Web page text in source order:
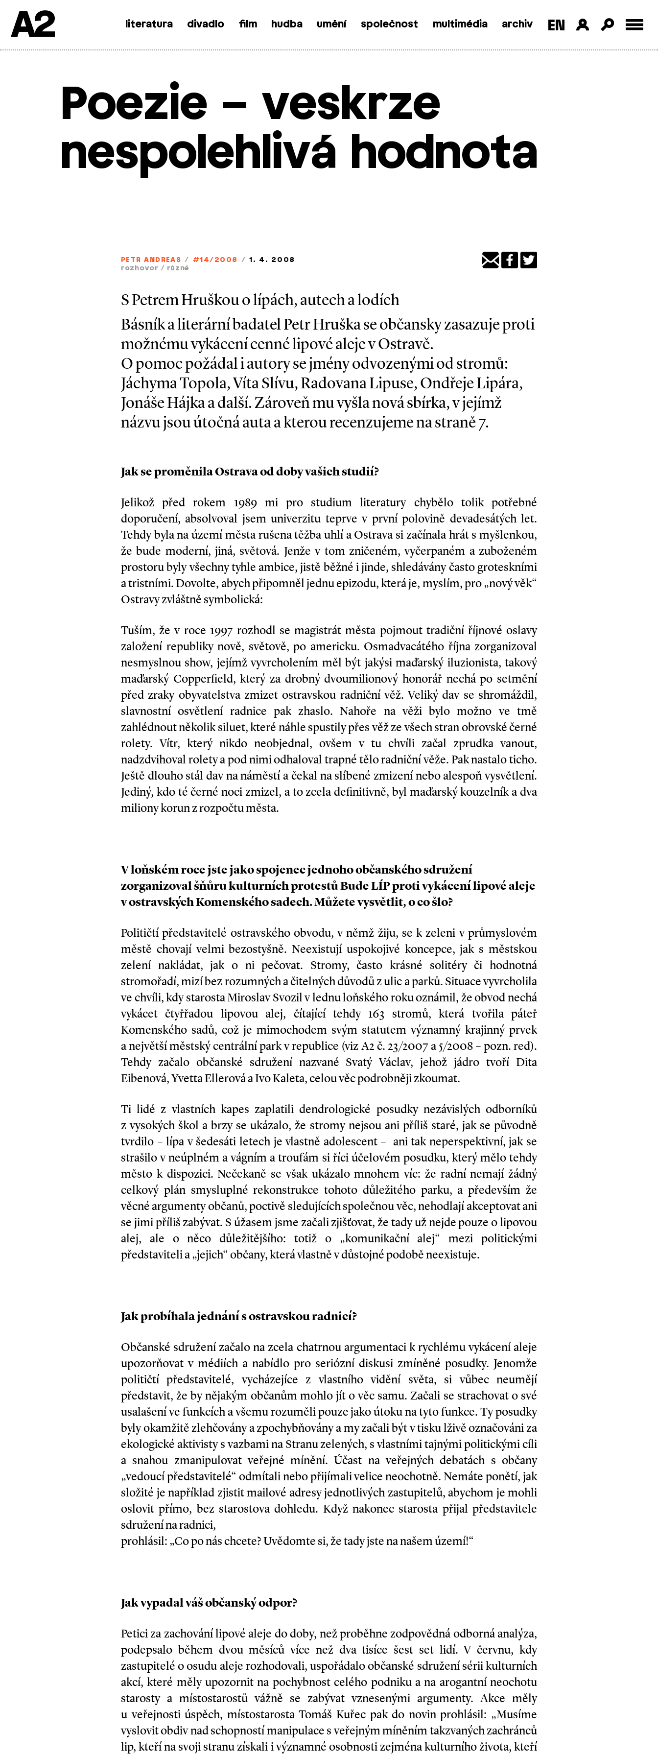
SkipA2 literatura divadlo film hudba umění společnost multimédia archiv
Poezie – veskrze
nespolehlivá hodnota
PETR ANDREAS / #14/2008 / 1. 4. 2008
rozhovor / různé
S Petrem Hruškou o lípách, autech a lodích
Básník a literární badatel Petr Hruška se občansky zasazuje proti
možnému vykácení cenné lipové aleje v Ostravě.
O pomoc požádal i autory se jmény odvozenými od stromů:
Jáchyma Topola, Víta Slívu, Radovana Lipuse, Ondřeje Lipára,
Jonáše Hájka a další. Zároveň mu vyšla nová sbírka, v jejímž
názvu jsou útočná auta a kterou recenzujeme na straně 7.
Jak se proměnila Ostrava od doby vašich studií?
Jelikož před rokem 1989 mi pro studium literatury chybělo tolik potřebné
doporučení, absolvoval jsem univerzitu teprve v první polovině devadesátých let.
Tehdy byla na území města rušena těžba uhlí a Ostrava si začínala hrát s myšlenkou,
že bude moderní, jiná, světová. Jenže v tom zničeném, vyčerpaném a zuboženém
prostoru byly všechny tyhle ambice, jistě běžné i jinde, shledávány často groteskními
a tristními. Dovolte, abych připomněl jednu epizodu, která je, myslím, pro „nový věk“
Ostravy zvláštně symbolická:
Tuším, že v roce 1997 rozhodl se magistrát města pojmout tradiční říjnové oslavy
založení republiky nově, světově, po americku. Osmadvacátého října zorganizoval
nesmyslnou show, jejímž vyvrcholením měl být jakýsi maďarský iluzionista, takový
maďarský Copperfield, který za drobný dvoumilionový honorář nechá po setmění
před zraky obyvatelstva zmizet ostravskou radniční věž. Veliký dav se shromáždil,
slavnostní osvětlení radnice pak zhaslo. Nahoře na věži bylo možno ve tmě
zahlédnout několik siluet, které náhle spustily přes věž ze všech stran obrovské černé
rolety. Vítr, který nikdo neobjednal, ovšem v tu chvíli začal zprudka vanout,
nadzdvihoval rolety a pod nimi odhaloval trapné tělo radniční věže. Pak nastalo ticho.
Ještě dlouho stál dav na náměstí a čekal na slíbené zmizení nebo alespoň vysvětlení.
Jediný, kdo té černé noci zmizel, a to zcela definitivně, byl maďarský kouzelník a dva
miliony korun z rozpočtu města.
V loňském roce jste jako spojenec jednoho občanského sdružení
zorganizoval šňůru kulturních protestů Bude LÍP proti vykácení lipové aleje
v ostravských Komenského sadech. Můžete vysvětlit, o co šlo?
Političtí představitelé ostravského obvodu, v němž žiju, se k zeleni v průmyslovém
městě chovají velmi bezostyšně. Neexistují uspokojivé koncepce, jak s městskou
zelení nakládat, jak o ni pečovat. Stromy, často krásné solitéry či hodnotná
stromořadí, mizí bez rozumných a čitelných důvodů z ulic a parků. Situace vyvrcholila
ve chvíli, kdy starosta Miroslav Svozil v lednu loňského roku oznámil, že obvod nechá
vykácet čtyřřadou lipovou alej, čítající tehdy 163 stromů, která tvořila páteř
Komenského sadů, což je mimochodem svým statutem významný krajinný prvek
a největší městský centrální park v republice (viz A2 č. 23/2007 a 5/2008 – pozn. red).
Tehdy začalo občanské sdružení nazvané Svatý Václav, jehož jádro tvoří Dita
Eibenová, Yvetta Ellerová a Ivo Kaleta, celou věc podrobněji zkoumat.
Ti lidé z vlastních kapes zaplatili dendrologické posudky nezávislých odborníků
z vysokých škol a brzy se ukázalo, že stromy nejsou ani příliš staré, jak se původně
tvrdilo – lípa v šedesáti letech je vlastně adolescent – ani tak neperspektivní, jak se
strašilo v neúplném a vágním a troufám si říci účelovém posudku, který mělo tehdy
město k dispozici. Nečekaně se však ukázalo mnohem víc: že radní nemají žádný
celkový plán smysluplné rekonstrukce tohoto důležitého parku, a především že
věcné argumenty občanů, poctivě sledujících společnou věc, nehodlají akceptovat ani
se jimi příliš zabývat. S úžasem jsme začali zjišťovat, že tady už nejde pouze o lipovou
alej, ale o něco důležitějšího: totiž o „komunikační alej“ mezi politickými
představiteli a „jejich“ občany, která vlastně v důstojné podobě neexistuje.
Jak probíhala jednání s ostravskou radnicí?
Občanské sdružení začalo na zcela chatrnou argumentaci k rychlému vykácení aleje
upozorňovat v médiích a nabídlo pro seriózní diskusi zmíněné posudky. Jenomže
političtí představitelé, vycházejíce z vlastního vidění světa, si vůbec neumějí
představit, že by nějakým občanům mohlo jít o věc samu. Začali se strachovat o své
usalašení ve funkcích a všemu rozuměli pouze jako útoku na tyto funkce. Ty posudky
byly okamžitě zlehčovány a zpochybňovány a my začali být v tisku lživě označováni za
ekologické aktivisty s vazbami na Stranu zelených, s vlastními tajnými politickými cíli
a snahou zmanipulovat veřejné mínění. Účast na veřejných debatách s občany
„vedoucí představitelé“ odmítali nebo přijímali velice neochotně. Nemáte ponětí, jak
složité je například zjistit mailové adresy jednotlivých zastupitelů, abychom je mohli
oslovit přímo, bez starostova dohledu. Když nakonec starosta přijal představitele
sdružení na radnici,
prohlásil: „Co po nás chcete? Uvědomte si, že tady jste na našem území!“
Jak vypadal váš občanský odpor?
Petici za zachování lipové aleje do doby, než proběhne zodpovědná odborná analýza,
podepsalo během dvou měsíců více než dva tisíce šest set lidí. V červnu, kdy
zastupitelé o osudu aleje rozhodovali, uspořádalo občanské sdružení sérii kulturních
akcí, které měly upozornit na pochybnost celého podniku a na arogantní neochotu
starosty a místostarostů vážně se zabývat vznesenými argumenty. Akce měly
u veřejnosti úspěch, místostarosta Tomáš Kuřec pak do novin prohlásil: „Musíme
vyslovit obdiv nad schopností manipulace s veřejným míněním takzvaných zachránců
lip, kteří na svoji stranu získali i významné osobnosti zejména kulturního života, kteří